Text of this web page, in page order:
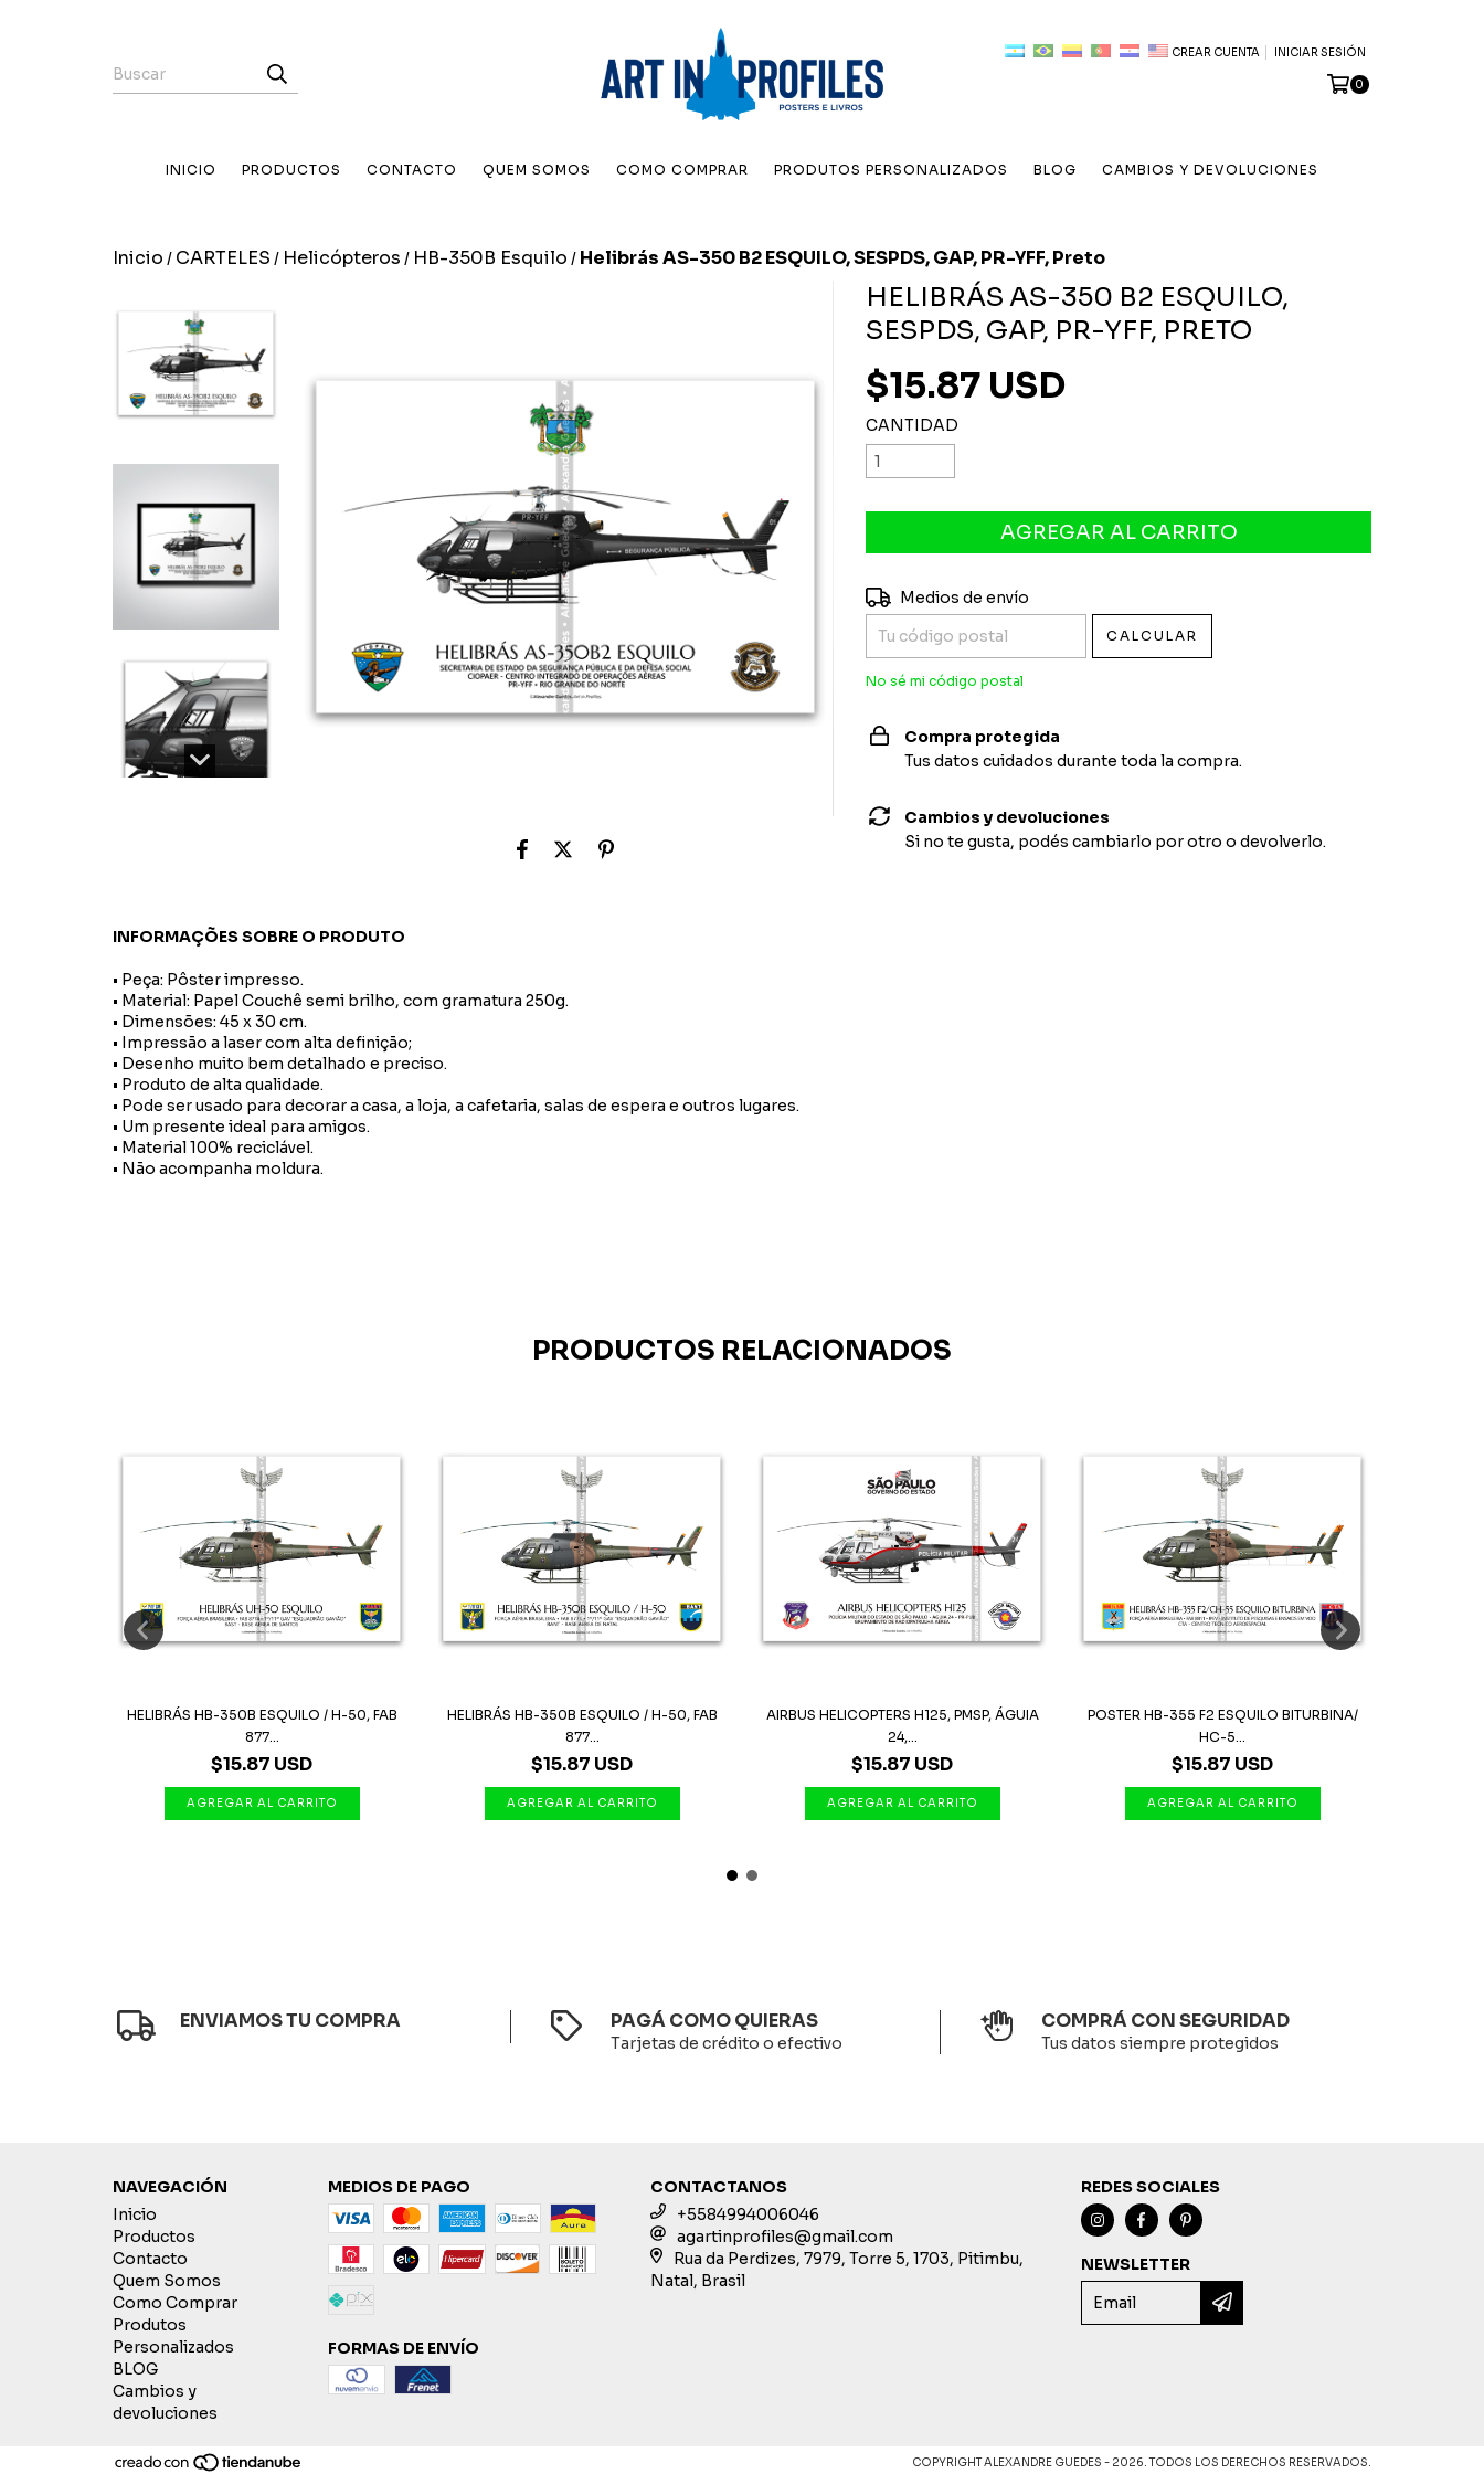
CREAR CUENTA INICIAR SESIÓN
0
INICIO PRODUCTOS CONTACTO QUEM SOMOS COMO COMPRAR PRODUTOS PERSONALIZADOS BLOG CAMBIOS Y DEVOLUCIONES
Inicio / CARTELES / Helicópteros / HB-350B Esquilo / Helibrás AS-350 B2 ESQUILO, SESPDS, GAP, PR-YFF, Preto
INFORMAÇÕES SOBRE O PRODUTO
• Peça: Pôster impresso.
• Material: Papel Couchê semi brilho, com gramatura 250g.
• Dimensões: 45 x 30 cm.
• Impressão a laser com alta definição;
• Desenho muito bem detalhado e preciso.
• Produto de alta qualidade.
• Pode ser usado para decorar a casa, a loja, a cafetaria, salas de espera e outros lugares.
• Um presente ideal para amigos.
• Material 100% reciclável.
• Não acompanha moldura.
HELIBRÁS AS-350 B2 ESQUILO,
SESPDS, GAP, PR-YFF, PRETO
$15.87 USD
CANTIDAD
Entregas para el CP:
Medios de envío
CALCULAR
No sé mi código postal
Compra protegida
Tus datos cuidados durante toda la compra.
Cambios y devoluciones
Si no te gusta, podés cambiarlo por otro o devolverlo.
PRODUCTOS RELACIONADOS
HELIBRÁS HB-350B ESQUILO / H-50, FAB
877...
$15.87 USD
HELIBRÁS HB-350B ESQUILO / H-50, FAB
877...
$15.87 USD
AIRBUS HELICOPTERS H125, PMSP, ÁGUIA
24,...
$15.87 USD
POSTER HB-355 F2 ESQUILO BITURBINA/
HC-5...
$15.87 USD
ENVIAMOS TU COMPRA PAGÁ COMO QUIERAS
Tarjetas de crédito o efectivo
COMPRÁ CON SEGURIDAD
Tus datos siempre protegidos
NAVEGACIÓN
Inicio
Productos
Contacto
Quem Somos
Como Comprar
Produtos
Personalizados
BLOG
Cambios y
devoluciones
MEDIOS DE PAGO
FORMAS DE ENVÍO
CONTACTANOS
+5584994006046
agartinprofiles@gmail.com
Rua da Perdizes, 7979, Torre 5, 1703, Pitimbu,
Natal, Brasil
REDES SOCIALES
NEWSLETTER
COPYRIGHT ALEXANDRE GUEDES - 2026. TODOS LOS DERECHOS RESERVADOS.